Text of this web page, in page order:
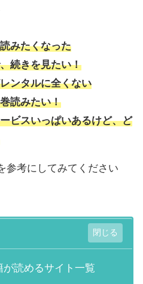
みたくなった
続きを見たい！
ンタルに全くない
読みたい！
ビスいっぱいあるけど、ど
参考にしてみてください
読めるサイト一覧